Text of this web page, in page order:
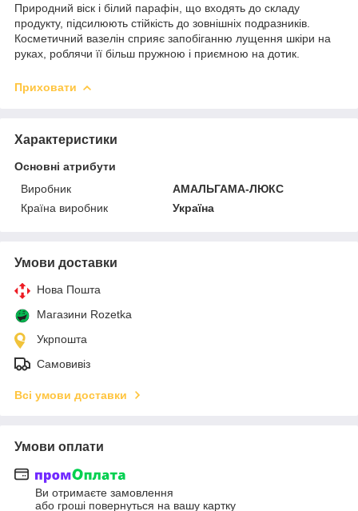
Природний віск і білий парафін, що входять до складу
продукту, підсилюють стійкість до зовнішніх подразників.
Косметичний вазелін сприяє запобіганню лущення шкіри на
руках, роблячи її більш пружною і приємною на дотик.
Приховати
Характеристики
Основні атрибути
Виробник
АМАЛЬГАМА-ЛЮКС
Країна виробник
Україна
Умови доставки
Нова Пошта
Магазини Rozetka
Укрпошта
Самовивіз
Всі умови доставки
Умови оплати
Ви отримаєте замовлення
або гроші повернуться на вашу картку